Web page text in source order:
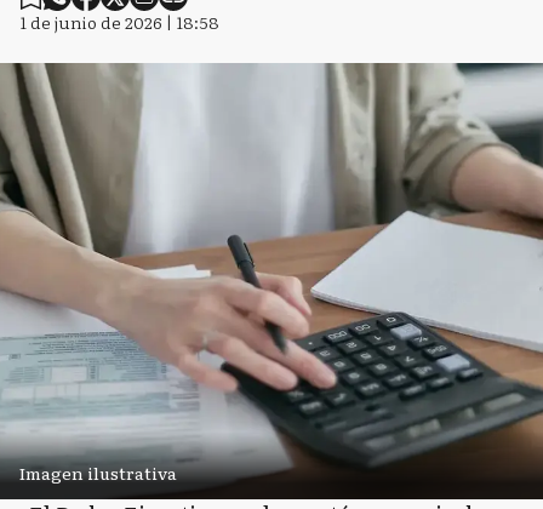
1 de junio de 2026 | 18:58
Imagen ilustrativa